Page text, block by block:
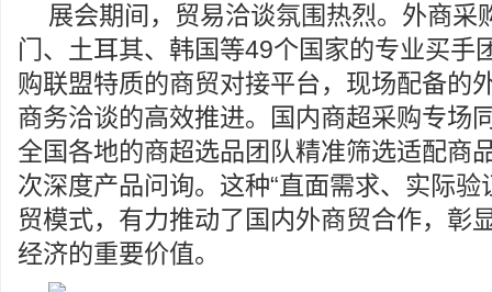
展会期间，贸易洽谈氛围热烈。外商采
门、土耳其、韩国等49个国家的专业买手
购联盟特质的商贸对接平台，现场配备的
商务洽谈的高效推进。国内商超采购专场
全国各地的商超选品团队精准筛选适配商
次深度产品问询。这种“直面需求、实际验
贸模式，有力推动了国内外商贸合作，彰
经济的重要价值。